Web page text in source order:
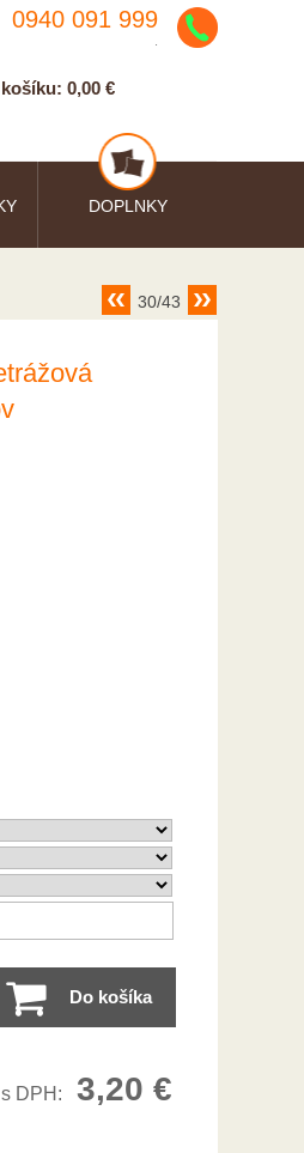
0940 091 999
0,00 €
DOPLNKY
30/43
Do košíka
DPH: 3,20 €